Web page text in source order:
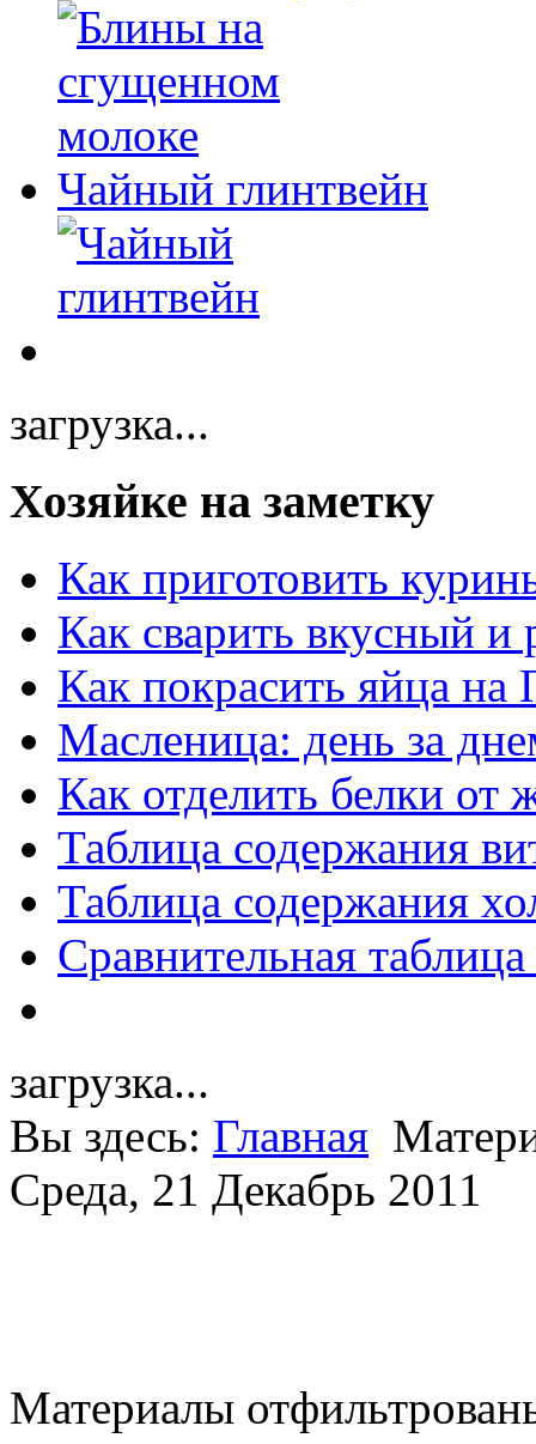
Чайный глинтвейн
загрузка...
Хозяйке на заметку
Как приготовить
Как сварить вкусный и
Как покрасить яйца на
Масленица: день за
Как отделить белки от
Таблица содержания
Таблица содержания
Сравнительная
загрузка...
Вы здесь: Главная
Среда, 21 Декабрь 2011
Материалы